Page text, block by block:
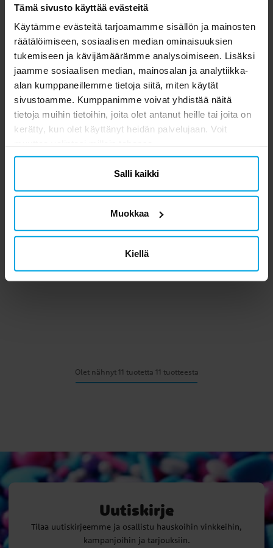
Tämä sivusto käyttää evästeitä
Käytämme evästeitä tarjoamamme sisällön ja mainosten
räätälöimiseen, sosiaalisen median ominaisuuksien
tukemiseen ja kävijämäärämme analysoimiseen. Lisäksi
jaamme sosiaalisen median, mainosalan ja analytiikka-
alan kumppaneillemme tietoja siitä, miten käytät
sivustoamme. Kumppanimme voivat yhdistää näitä
tietoja muihin tietoihin, joita olet antanut heille tai joita on
kerätty, kun olet käyttänyt heidän palvelujaan. Voit
Salli kaikki
Muokkaa
Kiellä
DIY Adventtikalenteri -
Juna
Hinta:19,90 €
19,90 €
OSTA
DIY Adventtikalenteri -
Pahviset porot
Hinta:11,90 €
11,90 €
OSTA
Olet nähnyt 11 tuotetta 11 tuotteesta
Uutiskirje
Tilaa uutiskirjeemme ja osallistu hauskoihin vinkkeihin,
kampanjoihin ja tarjouksiin.